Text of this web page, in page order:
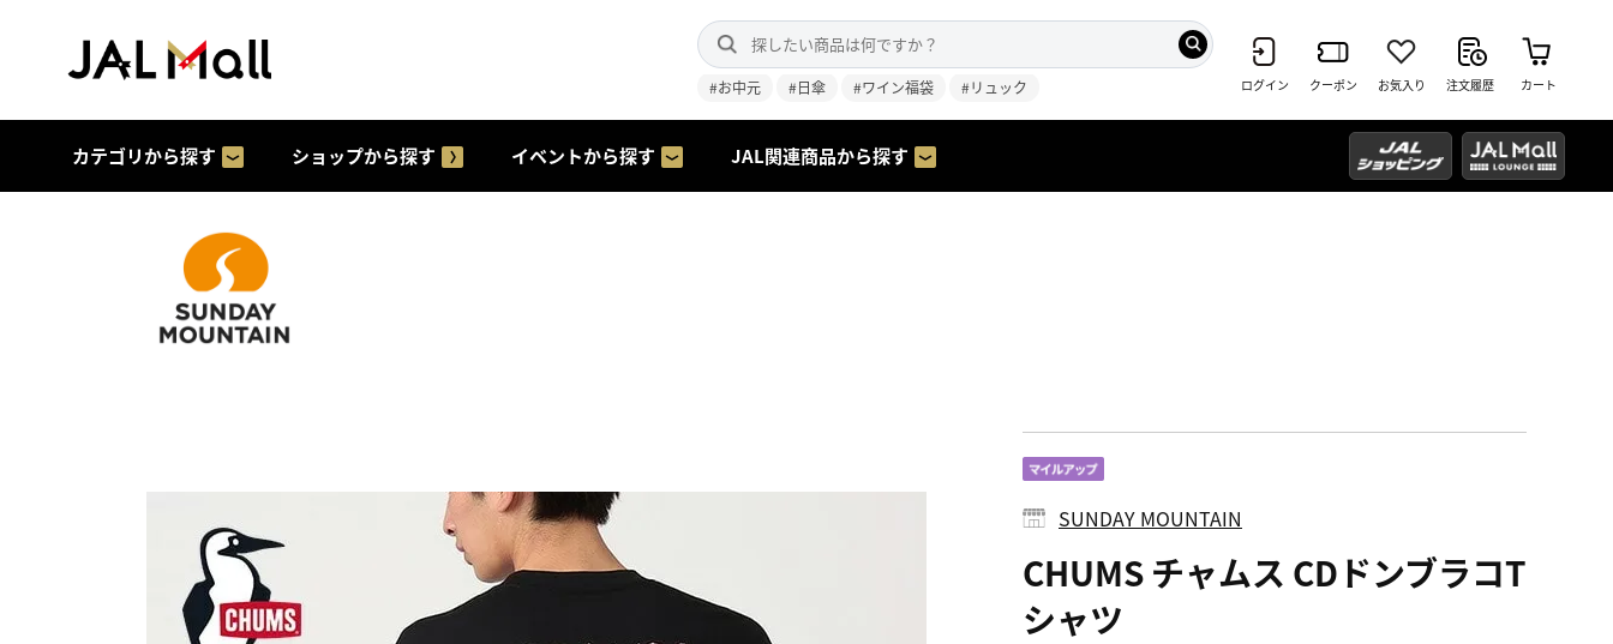
#お中元 #日傘 #ワイン福袋 #リュック ログイン クーポン お気入り 注文履歴 カート
カテゴリから探す ショップから探す イベントから探す JAL関連商品から探す
SUNDAY MOUNTAIN
CHUMS チャムス CDドンブラコT
シャツ